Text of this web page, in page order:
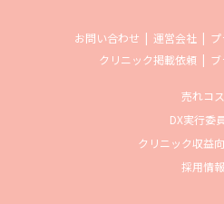
お問い合わせ 運営会社
クリニック掲載依頼
売れコス
DX実行委
クリニック収益
採用情報